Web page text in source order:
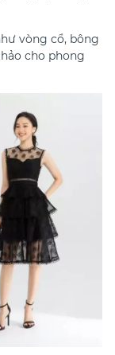
vòng cổ, bông
cho phong